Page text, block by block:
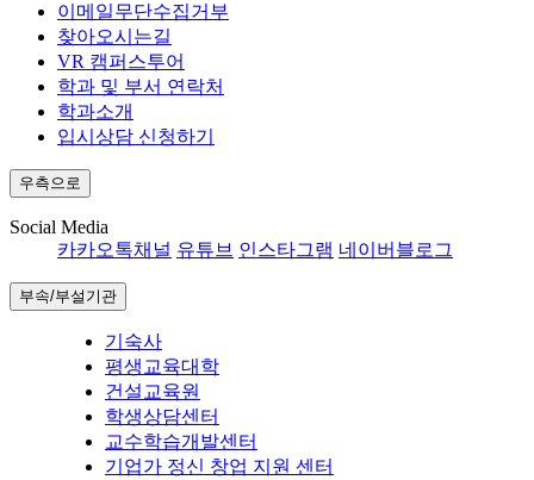
이메일무단수집거부
찾아오시는길
VR 캠퍼스투어
학과 및 부서 연락처
학과소개
입시상담 신청하기
우측으로
Social Media
카카오톡채널 유튜브 인스타그램 네이버블로그
부속/부설기관
기숙사
평생교육대학
건설교육원
학생상담센터
교수학습개발센터
기업가 정신 창업 지원 센터